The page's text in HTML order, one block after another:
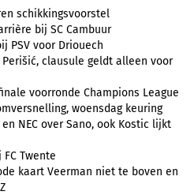
schikkingsvoorstel
bij SC Cambuur
PSV voor Driouech
clausule geldt alleen voor
voorronde Champions League
woensdag keuring
NEC over Sano, ook Kostic lijkt
Twente
kaart Veerman niet te boven en